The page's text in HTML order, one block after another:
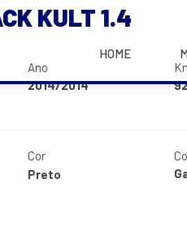
HOME
KULT 1.4
Ano
2014/2014
Cor
Preto